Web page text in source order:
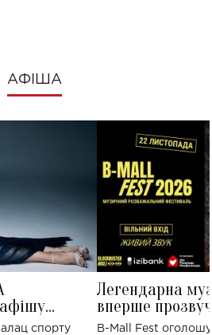
АФІША
Палаці
спорту
Легендарна
вперше
Україні: де
B-Mall Fest